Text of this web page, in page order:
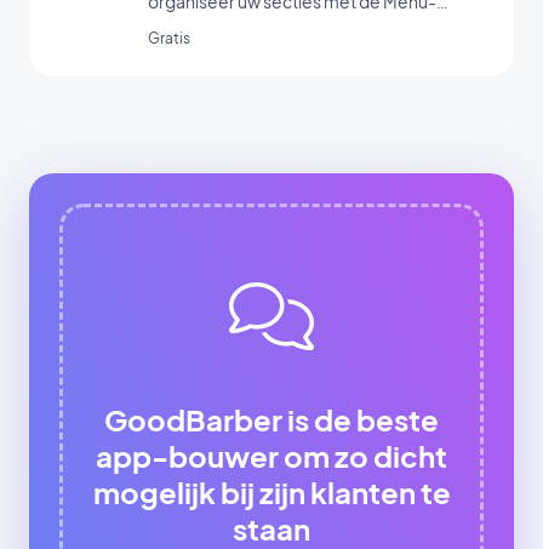
Gratis
GoodBarber is de beste
app-bouwer om zo dicht
mogelijk bij zijn klanten te
staan